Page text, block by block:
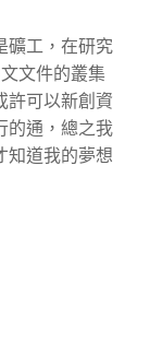
礦工，在研究
文件的叢集
許可以新創資
的通，總之我
知道我的夢想